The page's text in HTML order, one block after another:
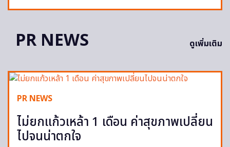
PR NEWS ดูเพิ่มเติม
PR NEWS
ไม่ยกแก้วเหล้า 1 เดือน ค่าสุขภาพเปลี่ยน
ไปจนน่าตกใจ